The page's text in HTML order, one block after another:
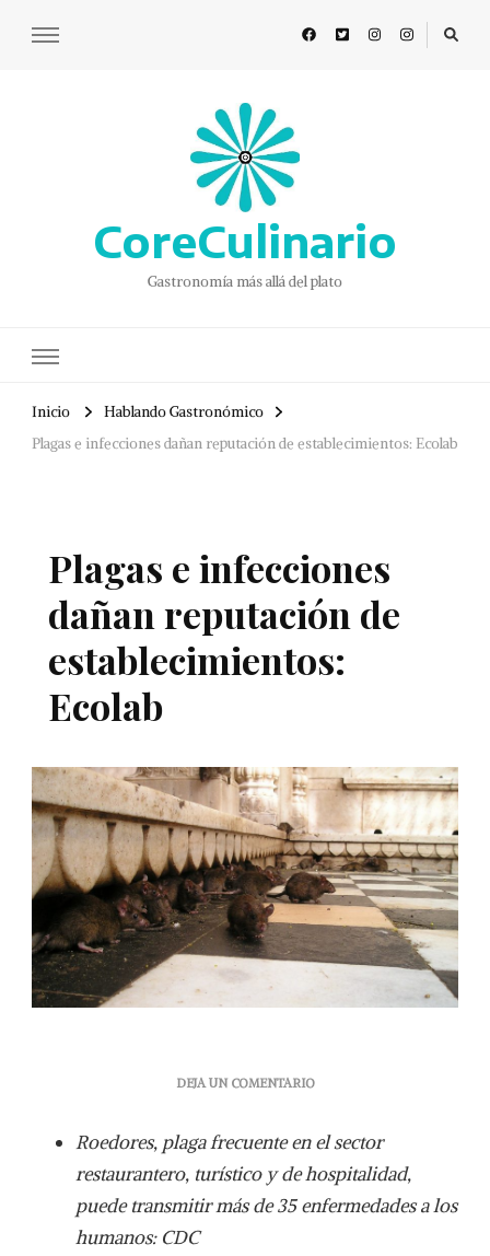
CoreCulinario
Gastronomía más allá del plato
Inicio
Hablando Gastronómico
Plagas e infecciones dañan reputación de establecimientos: Ecolab
Plagas e infecciones
dañan reputación de
establecimientos:
Ecolab
DEJA UN COMENTARIOEN
INFECCIONES
DAÑAN
REPUTACIÓN
DE
Roedores, plaga frecuente en el sector
restaurantero, turístico y de hospitalidad,
puede transmitir más de 35 enfermedades a los
humanos: CDC